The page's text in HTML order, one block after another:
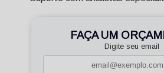
FAÇA UM
Digite seu email